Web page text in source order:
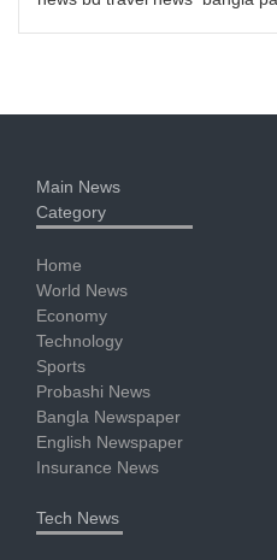
Main News
Category
Home
World News
Economy
Technology
Sports
Probashi News
Bangla Newspaper
English Newspaper
Insurance News
Tech News